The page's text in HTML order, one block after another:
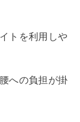
トを利用しや
への負担が掛